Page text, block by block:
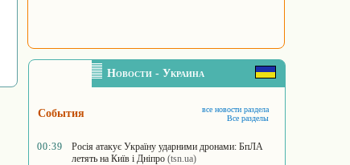
Новости - Украина
События
все новости раздела
Все разделы
00:39
Росія атакує Україну ударними дронами: БпЛА
летять на Київ і Дніпро (tsn.ua)